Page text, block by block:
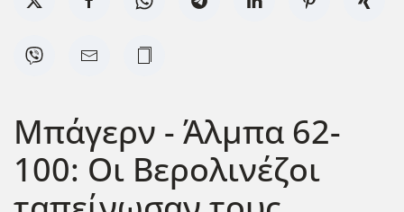
Μπάγερν - Άλμπα 62-
100: Οι Βερολινέζοι